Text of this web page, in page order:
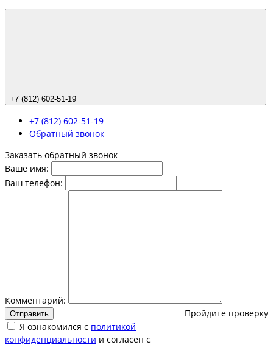
+7 (812) 602-51-19
+7 (812) 602-51-19
Обратный звонок
Заказать обратный звонок
Ваше имя:
Ваш телефон:
Комментарий:
Пройдите проверку
Отправить
Я ознакомился с политикой
конфиденциальности и согласен с